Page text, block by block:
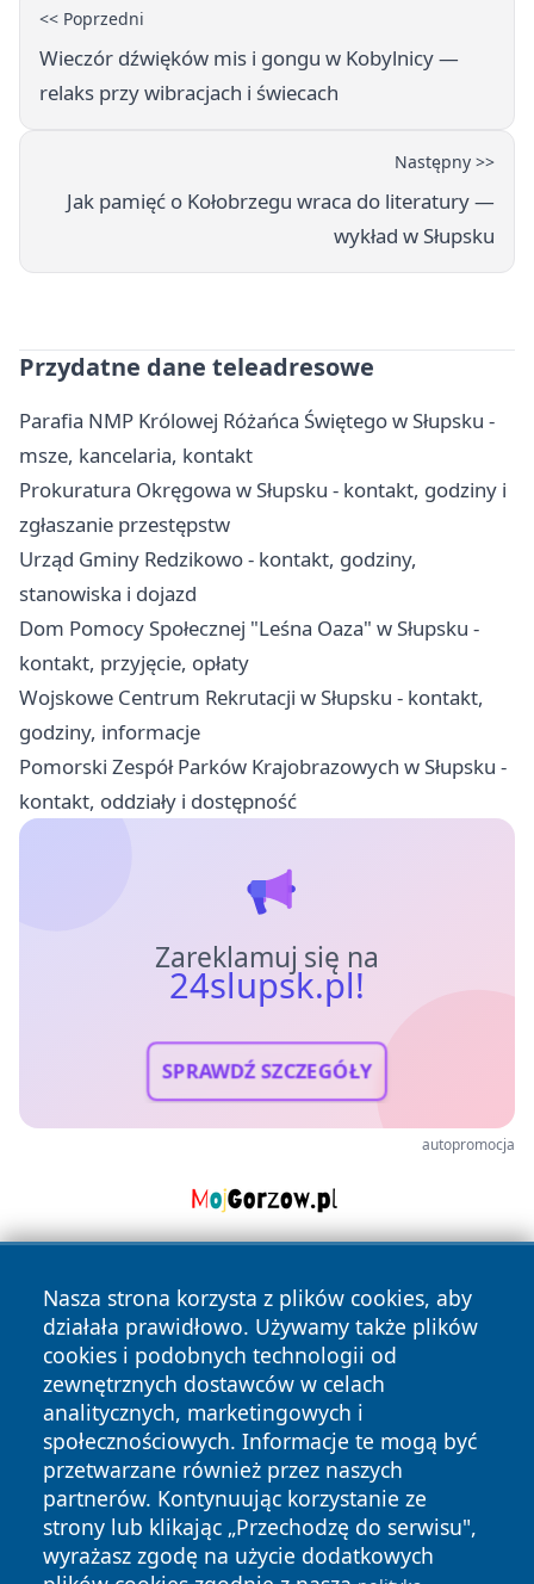
<< Poprzedni
Wieczór dźwięków mis i gongu w Kobylnicy —
relaks przy wibracjach i świecach
Następny >>
Jak pamięć o Kołobrzegu wraca do literatury —
wykład w Słupsku
Przydatne dane teleadresowe
Parafia NMP Królowej Różańca Świętego w Słupsku -
msze, kancelaria, kontakt
Prokuratura Okręgowa w Słupsku - kontakt, godziny i
zgłaszanie przestępstw
Urząd Gminy Redzikowo - kontakt, godziny,
stanowiska i dojazd
Dom Pomocy Społecznej "Leśna Oaza" w Słupsku -
kontakt, przyjęcie, opłaty
Wojskowe Centrum Rekrutacji w Słupsku - kontakt,
godziny, informacje
Pomorski Zespół Parków Krajobrazowych w Słupsku -
kontakt, oddziały i dostępność
Zareklamuj się na
24slupsk.pl!
SPRAWDŹ SZCZEGÓŁY
autopromocja
Nasza strona korzysta z plików cookies, aby
działała prawidłowo. Używamy także plików
cookies i podobnych technologii od
zewnętrznych dostawców w celach
analitycznych, marketingowych i
społecznościowych. Informacje te mogą być
przetwarzane również przez naszych
partnerów. Kontynuując korzystanie ze
strony lub klikając „Przechodzę do serwisu",
wyrażasz zgodę na użycie dodatkowych
Copyright © 2026 24slupsk.pl Wszystkie prawa zastrzeżone.
News Autorzy
Polityka
Prywatności
Polityka
Cookies